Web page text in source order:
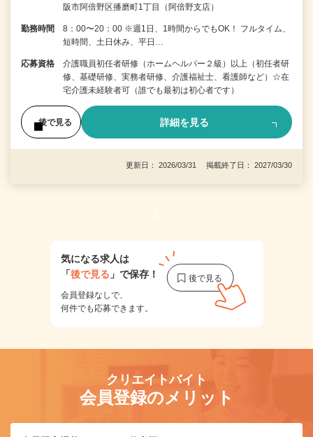
阪市阿倍野区播磨町1丁目（阿倍野支店）
勤務時間
8：00〜20：00 ※週1日、1時間からでもOK！ フルタイム、
短時間、土日休み、平日…
応募資格
介護職員初任者研修（ホームヘルパー２級）以上（初任者研
修、基礎研修、実務者研修、介護福祉士、看護師など）☆在
宅介護未経験者可（誰でも最初は初心者です）
後で見る 詳細を見る
更新日： 2026/03/31 掲載終了日： 2027/03/30
1
気になる求人は
「後で見る 」で保存！
会員登録なしで、
何件でも応募できます。
クリエイトバイト
会員登録のメリット